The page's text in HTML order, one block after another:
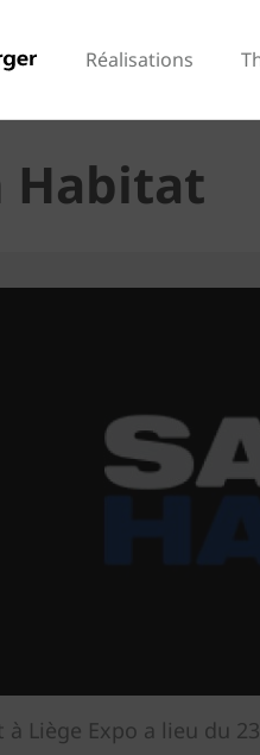
Réalisations
Habitat
à Liège Expo a lieu du